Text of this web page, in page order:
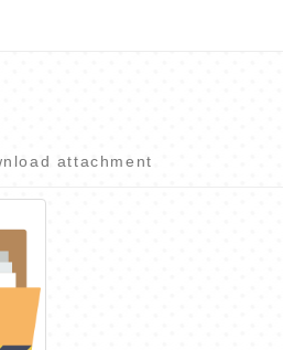
attachment